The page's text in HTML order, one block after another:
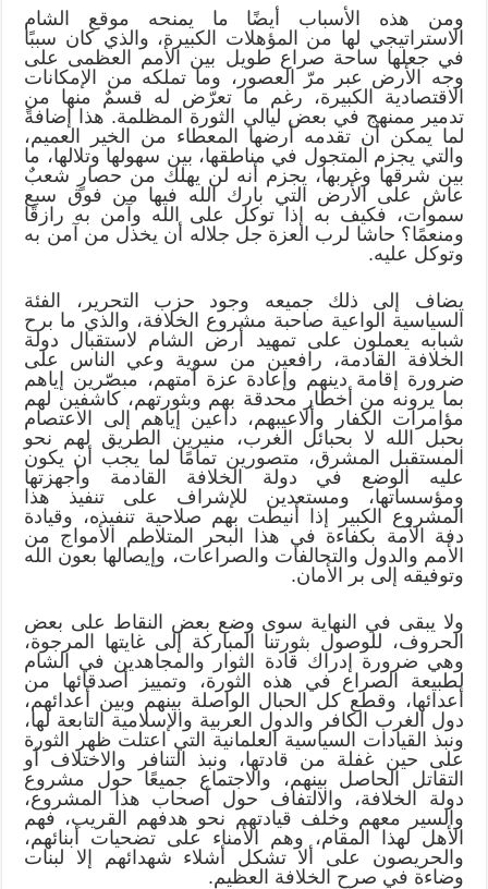
ومن هذه الأسباب أيضًا ما يمنحه موقع الشام
الاستراتيجي لها من المؤهلات الكبيرة، والذي كان سببًا
في جعلها ساحة صراع طويل بين الأمم العظمى على
وجه الأرض عبر مرّ العصور، وما تملكه من الإمكانات
الاقتصادية الكبيرة، رغم ما تعرّض له قسمٌ منها من
تدمير ممنهج في بعض ليالي الثورة المظلمة. هذا إضافةً
لما يمكن أن تقدمه أرضها المعطاء من الخير العميم،
والتي يجزم المتجول في مناطقها، بين سهولها وتلالها، ما
بين شرقها وغربها، يجزم أنه لن يهلك من حصارٍ شعبٌ
عاش على الأرض التي بارك الله فيها من فوق سبع
سموات، فكيف به إذا توكل على الله وآمن به رازقًا
ومنعمًا؟ حاشا لرب العزة جل جلاله أن يخذل من آمن به
وتوكل عليه.
يضاف إلى ذلك جميعه وجود حزب التحرير، الفئة
السياسية الواعية صاحبة مشروع الخلافة، والذي ما برح
شبابه يعملون على تمهيد أرض الشام لاستقبال دولة
الخلافة القادمة، رافعين من سوية وعي الناس على
ضرورة إقامة دينهم وإعادة عزة أمتهم، مبصّرين إياهم
بما يرونه من أخطار محدقة بهم وبثورتهم، كاشفين لهم
مؤامرات الكفار وألاعيبهم، داعين إياهم إلى الاعتصام
بحبل الله لا بحبائل الغرب، منيرين الطريق لهم نحو
المستقبل المشرق، متصورين تمامًا لما يجب أن يكون
عليه الوضع في دولة الخلافة القادمة وأجهزتها
ومؤسساتها، ومستعدين للإشراف على تنفيذ هذا
المشروع الكبير إذا أنيطت بهم صلاحية تنفيذه، وقيادة
دفة الأمة بكفاءة في هذا البحر المتلاطم الأمواج من
الأمم والدول والتحالفات والصراعات، وإيصالها بعون الله
وتوفيقه إلى بر الأمان.
ولا يبقى في النهاية سوى وضع بعض النقاط على بعض
الحروف، للوصول بثورتنا المباركة إلى غايتها المرجوة،
وهي ضرورة إدراك قادة الثوار والمجاهدين في الشام
لطبيعة الصراع في هذه الثورة، وتمييز أصدقائها من
أعدائها، وقطع كل الحبال الواصلة بينهم وبين أعدائهم،
دول الغرب الكافر والدول العربية والإسلامية التابعة لها،
ونبذ القيادات السياسية العلمانية التي اعتلت ظهر الثورة
على حين غفلة من قادتها، ونبذ التنافر والاختلاف أو
التقاتل الحاصل بينهم، والاجتماع جميعًا حول مشروع
دولة الخلافة، والالتفاف حول أصحاب هذا المشروع،
والسير معهم وخلف قيادتهم نحو هدفهم القريب، فهم
الأهل لهذا المقام، وهم الأمناء على تضحيات أبنائهم،
والحريصون على ألا تشكل أشلاء شهدائهم إلا لبنات
وضاءة في صرح الخلافة العظيم.